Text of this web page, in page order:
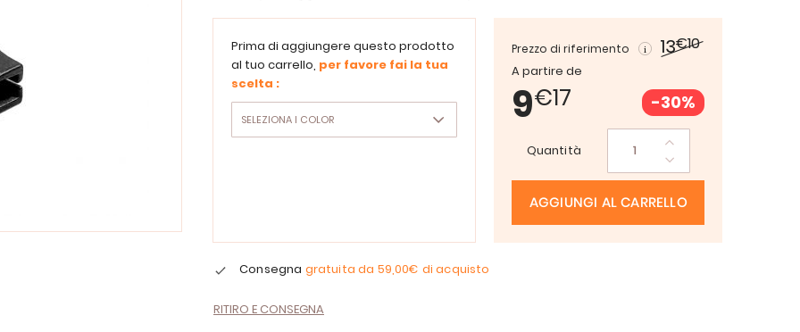
Prima di aggiungere questo prodotto
al tuo carrello, per favore fai la tua
scelta :
Prezzo di riferimento 13€10
A partire de
9€17 -30%
Quantità
AGGIUNGI AL CARRELLO
Consegna gratuita da 59,00€ di acquisto
RITIRO E CONSEGNA